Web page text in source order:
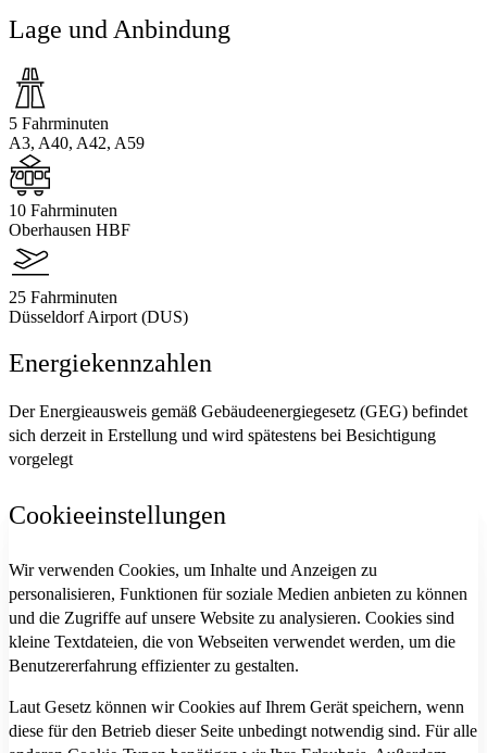
Lage und Anbindung
5 Fahrminuten
A3, A40, A42, A59
10 Fahrminuten
Oberhausen HBF
25 Fahrminuten
Düsseldorf Airport (DUS)
Energiekennzahlen
Der Energieausweis gemäß Gebäudeenergiegesetz (GEG) befindet
sich derzeit in Erstellung und wird spätestens bei Besichtigung
vorgelegt
Cookieeinstellungen
Wir verwenden Cookies, um Inhalte und Anzeigen zu
personalisieren, Funktionen für soziale Medien anbieten zu können
und die Zugriffe auf unsere Website zu analysieren. Cookies sind
kleine Textdateien, die von Webseiten verwendet werden, um die
Benutzererfahrung effizienter zu gestalten.
Laut Gesetz können wir Cookies auf Ihrem Gerät speichern, wenn
diese für den Betrieb dieser Seite unbedingt notwendig sind. Für alle